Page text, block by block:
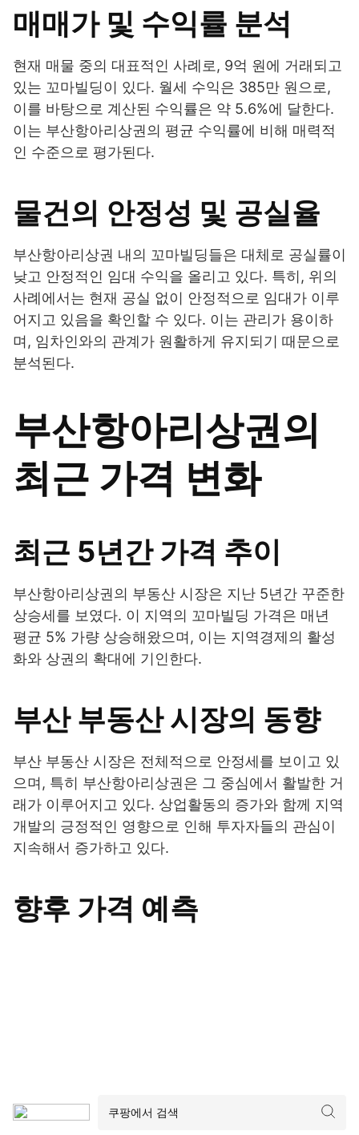
매매가 및 수익률 분석
현재 매물 중의 대표적인 사례로, 9억 원에 거래되고
있는 꼬마빌딩이 있다. 월세 수익은 385만 원으로,
이를 바탕으로 계산된 수익률은 약 5.6%에 달한다.
이는 부산항아리상권의 평균 수익률에 비해 매력적
인 수준으로 평가된다.
물건의 안정성 및 공실율
부산항아리상권 내의 꼬마빌딩들은 대체로 공실률이
낮고 안정적인 임대 수익을 올리고 있다. 특히, 위의
사례에서는 현재 공실 없이 안정적으로 임대가 이루
어지고 있음을 확인할 수 있다. 이는 관리가 용이하
며, 임차인와의 관계가 원활하게 유지되기 때문으로
분석된다.
부산항아리상권의
최근 가격 변화
최근 5년간 가격 추이
부산항아리상권의 부동산 시장은 지난 5년간 꾸준한
상승세를 보였다. 이 지역의 꼬마빌딩 가격은 매년
평균 5% 가량 상승해왔으며, 이는 지역경제의 활성
화와 상권의 확대에 기인한다.
부산 부동산 시장의 동향
부산 부동산 시장은 전체적으로 안정세를 보이고 있
으며, 특히 부산항아리상권은 그 중심에서 활발한 거
래가 이루어지고 있다. 상업활동의 증가와 함께 지역
개발의 긍정적인 영향으로 인해 투자자들의 관심이
지속해서 증가하고 있다.
향후 가격 예측